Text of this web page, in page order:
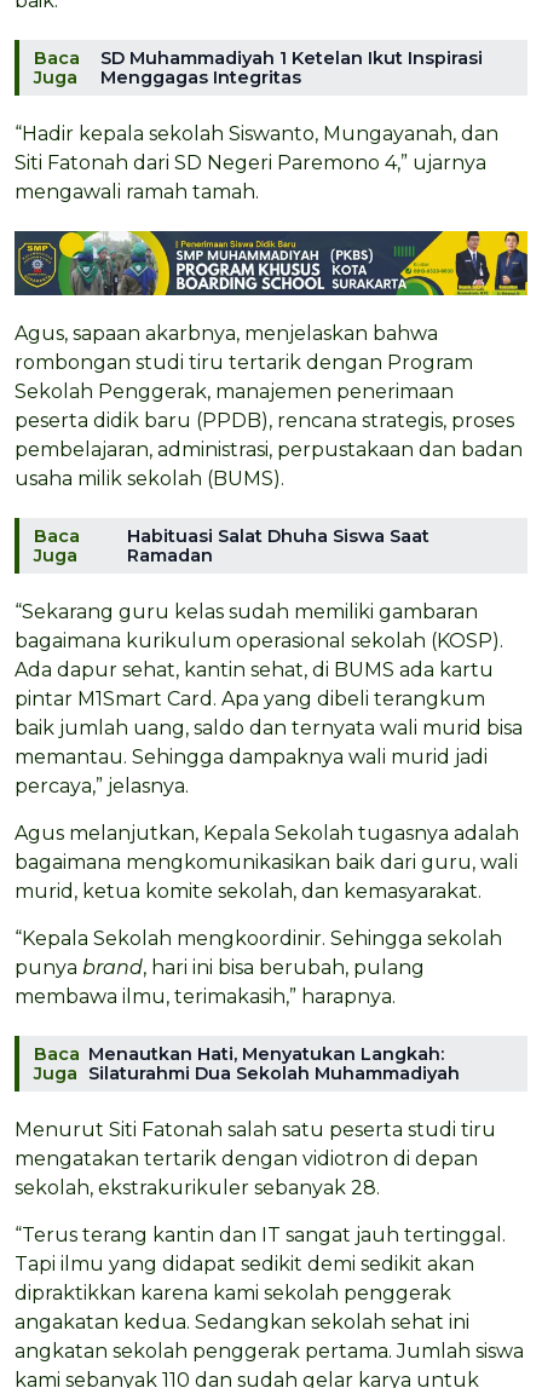
Baca
Juga
SD Muhammadiyah 1 Ketelan Ikut Inspirasi
Menggagas Integritas
“Hadir kepala sekolah Siswanto, Mungayanah, dan
Siti Fatonah dari SD Negeri Paremono 4,” ujarnya
mengawali ramah tamah.
Agus, sapaan akarbnya, menjelaskan bahwa
rombongan studi tiru tertarik dengan Program
Sekolah Penggerak, manajemen penerimaan
peserta didik baru (PPDB), rencana strategis, proses
pembelajaran, administrasi, perpustakaan dan badan
usaha milik sekolah (BUMS).
Baca
Juga
Habituasi Salat Dhuha Siswa Saat
Ramadan
“Sekarang guru kelas sudah memiliki gambaran
bagaimana kurikulum operasional sekolah (KOSP).
Ada dapur sehat, kantin sehat, di BUMS ada kartu
pintar M1Smart Card. Apa yang dibeli terangkum
baik jumlah uang, saldo dan ternyata wali murid bisa
memantau. Sehingga dampaknya wali murid jadi
percaya,” jelasnya.
Agus melanjutkan, Kepala Sekolah tugasnya adalah
bagaimana mengkomunikasikan baik dari guru, wali
murid, ketua komite sekolah, dan kemasyarakat.
“Kepala Sekolah mengkoordinir. Sehingga sekolah
punya brand, hari ini bisa berubah, pulang
membawa ilmu, terimakasih,” harapnya.
Baca
Juga
Menautkan Hati, Menyatukan Langkah:
Silaturahmi Dua Sekolah Muhammadiyah
Menurut Siti Fatonah salah satu peserta studi tiru
mengatakan tertarik dengan vidiotron di depan
sekolah, ekstrakurikuler sebanyak 28.
“Terus terang kantin dan IT sangat jauh tertinggal.
Tapi ilmu yang didapat sedikit demi sedikit akan
dipraktikkan karena kami sekolah penggerak
angakatan kedua. Sedangkan sekolah sehat ini
angkatan sekolah penggerak pertama. Jumlah siswa
kami sebanyak 110 dan sudah gelar karya untuk